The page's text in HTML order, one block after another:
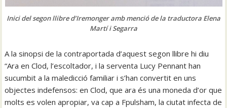
Inici del segon llibre d’Iremonger amb menció de la traductora Elena
Martí i Segarra
A la sinopsi de la contraportada d’aquest segon llibre hi diu
“Ara en Clod, l’escoltador, i la serventa Lucy Pennant han
sucumbit a la maledicció familiar i s’han convertit en uns
objectes indefensos: en Clod, que ara és una moneda d’or que
molts es volen apropiar, va cap a Fpulsham, la ciutat infecta de